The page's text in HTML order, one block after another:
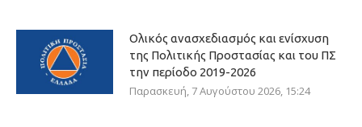
Ολικός ανασχεδιασμός και ενίσχυση
της Πολιτικής Προστασίας και του ΠΣ
την περίοδο 2019-2026
Παρασκευή, 7 Αυγούστου 2026, 15:24